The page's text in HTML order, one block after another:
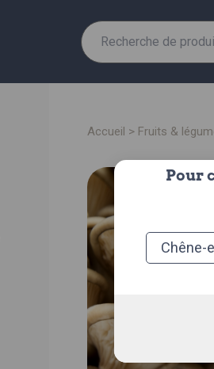
Recherche
pour :
accueil > fruits &
Pour